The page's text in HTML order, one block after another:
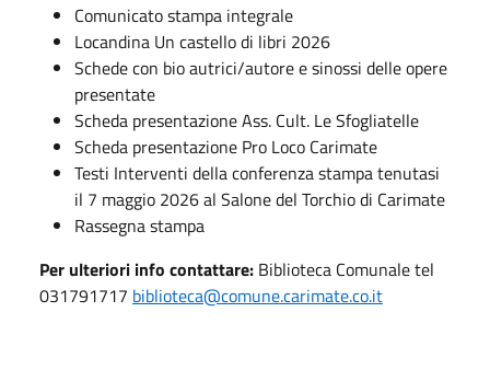
Comunicato stampa integrale
Locandina Un castello di libri 2026
Schede con bio autrici/autore e sinossi delle opere
presentate
Scheda presentazione Ass. Cult. Le Sfogliatelle
Scheda presentazione Pro Loco Carimate
Testi Interventi della conferenza stampa tenutasi
il 7 maggio 2026 al Salone del Torchio di Carimate
Rassegna stampa
Per ulteriori info contattare: Biblioteca Comunale tel
031791717 biblioteca@comune.carimate.co.it